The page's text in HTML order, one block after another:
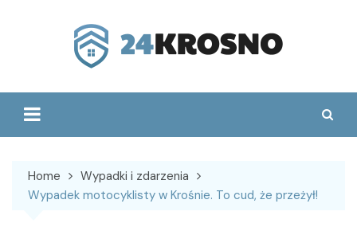
Home
Wypadki i zdarzenia
Wypadek motocyklisty w Krośnie. To cud, że przeżył!